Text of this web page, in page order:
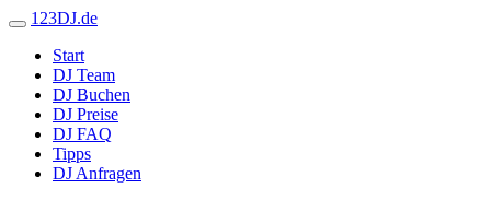
123DJ.de
Start
DJ Team
DJ Buchen
DJ Preise
DJ FAQ
Tipps
DJ Anfragen